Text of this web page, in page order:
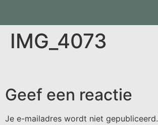
IMG_4073
Geef een reactie
Je e-mailadres wordt niet gepubliceerd.